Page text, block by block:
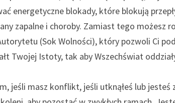
energetyczne blokady, które blokują
zapalne i choroby. Zamiast tego możesz
(Sok Wolności), który pozwoli Ci
Twojej Istoty, tak aby Wszechświat
jeśli masz konflikt, jeśli utknąłeś lub